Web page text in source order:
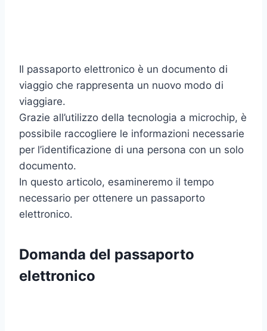
Il passaporto elettronico è un documento di
viaggio che rappresenta un nuovo modo di
viaggiare.
Grazie all’utilizzo della tecnologia a microchip, è
possibile raccogliere le informazioni necessarie
per l’identificazione di una persona con un solo
documento.
In questo articolo, esamineremo il tempo
necessario per ottenere un passaporto
elettronico.
Domanda del passaporto
elettronico